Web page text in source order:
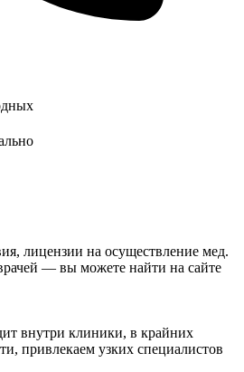
лицензии на осуществление мед.
— вы можете найти на сайте
внутри клиники, в крайних
привлекаем узких специалистов